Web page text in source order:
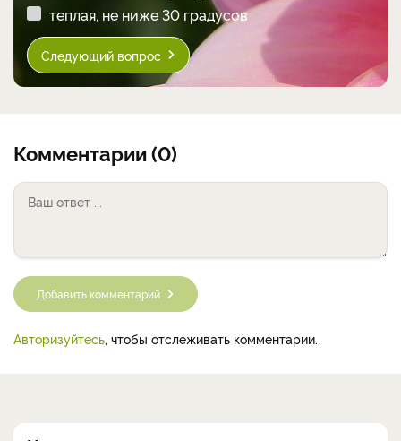
теплая, не ниже 30 градусов
Следующий вопрос
Комментарии (0)
Добавить комментарий
Авторизуйтесь, чтобы отслеживать комментарии.